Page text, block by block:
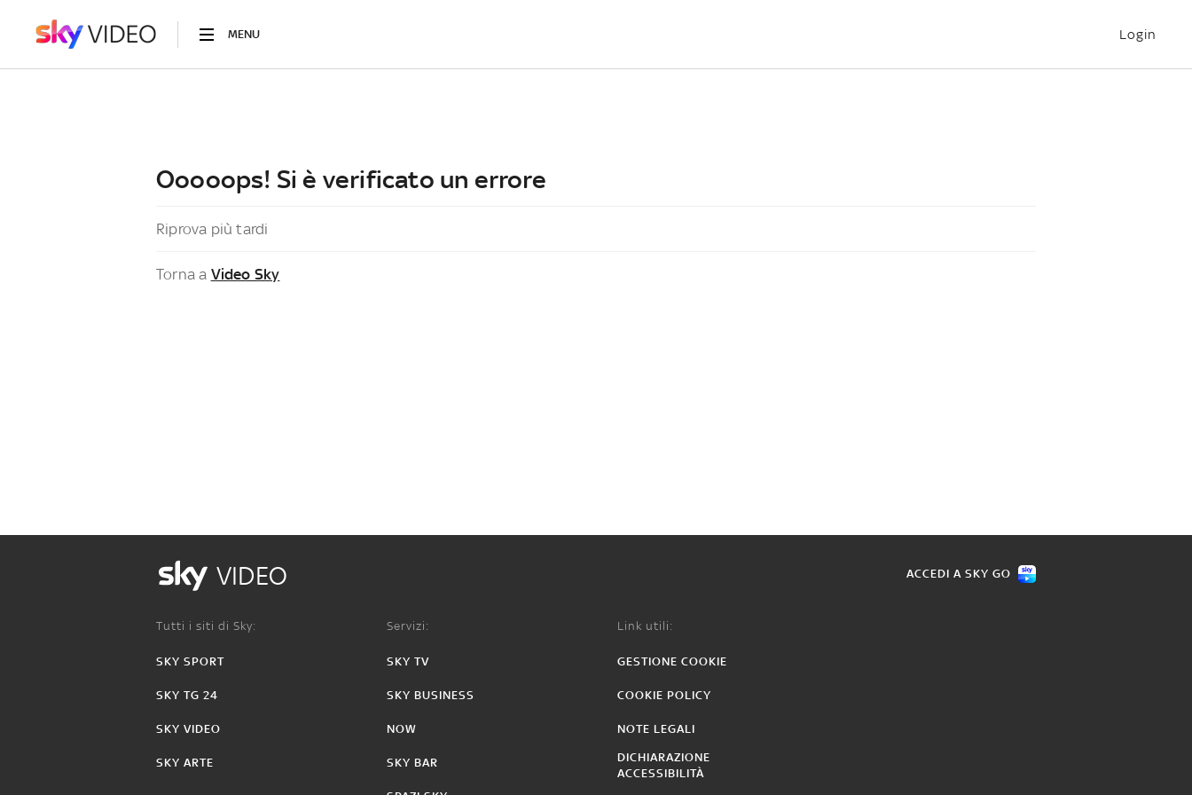
MENU Login
Ooooops! Si è verificato un errore
Riprova più tardi
Torna a Video Sky
VIDEO ACCEDI A SKY GO
Tutti i siti di Sky:
SKY SPORT
SKY TG 24
SKY VIDEO
SKY ARTE
Servizi:
SKY TV
SKY BUSINESS
NOW
SKY BAR
Link utili:
GESTIONE COOKIE
COOKIE POLICY
NOTE LEGALI
DICHIARAZIONE
ACCESSIBILITÀ